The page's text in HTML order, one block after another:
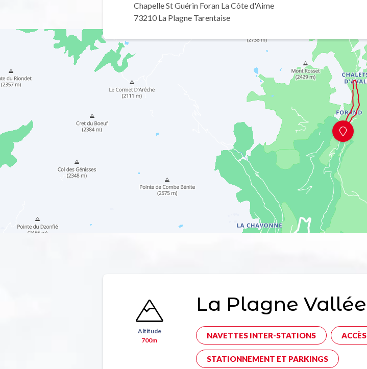
Chapelle St Guérin Foran La Côte d'Aime
73210 La Plagne Tarentaise
Altitude
700m
La Plagne Vallée
NAVETTES INTER-STATIONS ACCÈS
STATIONNEMENT ET PARKINGS